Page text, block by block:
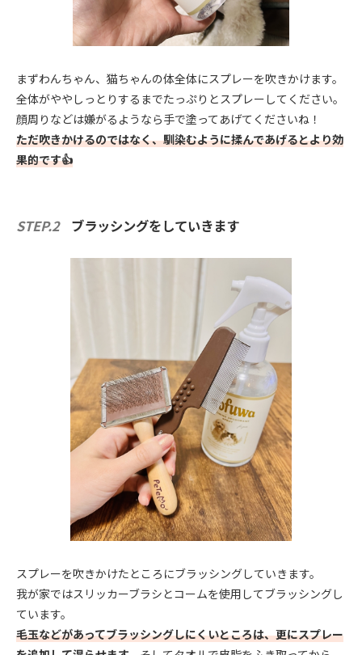
まずわんちゃん、猫ちゃんの体全体にスプレーを吹きかけます。
全体がややしっとりするまでたっぷりとスプレーしてください。
顔周りなどは嫌がるようなら手で塗ってあげてくださいね！
ただ吹きかけるのではなく、馴染むように揉んであげるとより効
果的です👍
STEP.2 ブラッシングをしていきます
スプレーを吹きかけたところにブラッシングしていきます。
我が家ではスリッカーブラシとコームを使用してブラッシングし
ています。
毛玉などがあってブラッシングしにくいところは、更にスプレー